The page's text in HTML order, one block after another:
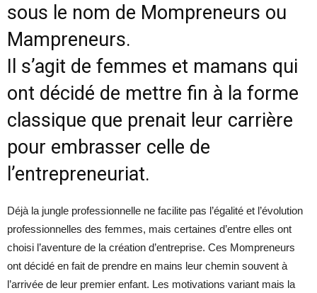
sous le nom de Mompreneurs ou
Mampreneurs.
Il s’agit de femmes et mamans qui
ont décidé de mettre fin à la forme
classique que prenait leur carrière
pour embrasser celle de
l’entrepreneuriat.
Déjà la jungle professionnelle ne facilite pas l’égalité et l’évolution
professionnelles des femmes, mais certaines d’entre elles ont
choisi l’aventure de la création d’entreprise. Ces Mompreneurs
ont décidé en fait de prendre en mains leur chemin souvent à
l’arrivée de leur premier enfant. Les motivations variant mais la